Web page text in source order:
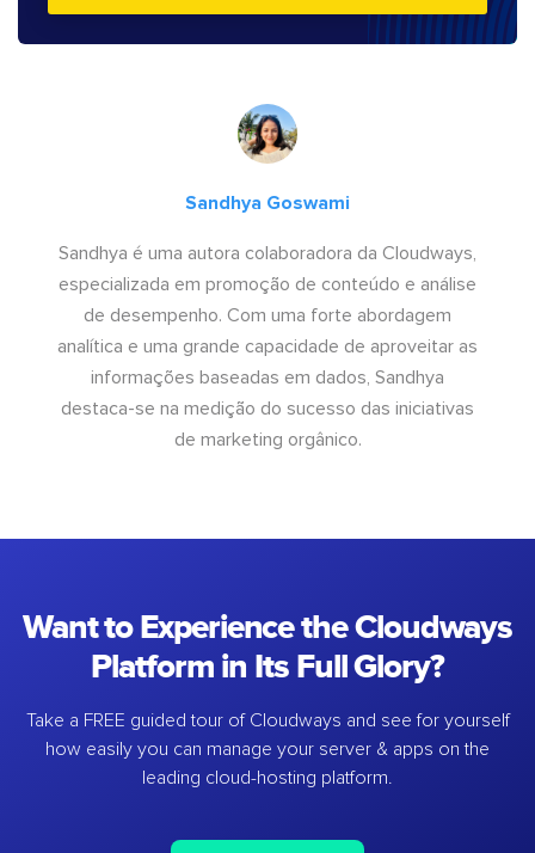
Sandhya Goswami
Sandhya é uma autora colaboradora da Cloudways,
especializada em promoção de conteúdo e análise
de desempenho. Com uma forte abordagem
analítica e uma grande capacidade de aproveitar as
informações baseadas em dados, Sandhya
destaca-se na medição do sucesso das iniciativas
de marketing orgânico.
Want to Experience the Cloudways
Platform in Its Full Glory?
Take a FREE guided tour of Cloudways and see for yourself
how easily you can manage your server & apps on the
leading cloud-hosting platform.